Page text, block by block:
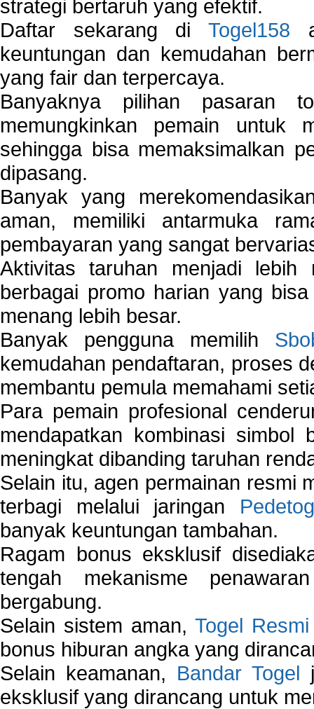
strategi bertaruh yang efektif.
Daftar sekarang di Togel158
keuntungan dan kemudahan
yang fair dan terpercaya.
Banyaknya pilihan pasaran
memungkinkan pemain untuk
sehingga bisa memaksimalkan
dipasang.
Banyak yang
aman, memiliki antarmuka
pembayaran yang sangat
Aktivitas taruhan menjadi
berbagai promo harian yang
menang lebih besar.
Banyak pengguna memilih
kemudahan pendaftaran, proses
membantu pemula memahami
Para pemain profesional
mendapatkan kombinasi
meningkat dibanding taruhan
Selain itu, agen permainan resmi
terbagi melalui jaringan
banyak keuntungan tambahan.
Ragam bonus eksklusif
tengah mekanisme
bergabung.
Selain sistem aman, Togel Resmi
bonus hiburan angka yang
Selain keamanan, Bandar Togel
eksklusif yang dirancang untuk